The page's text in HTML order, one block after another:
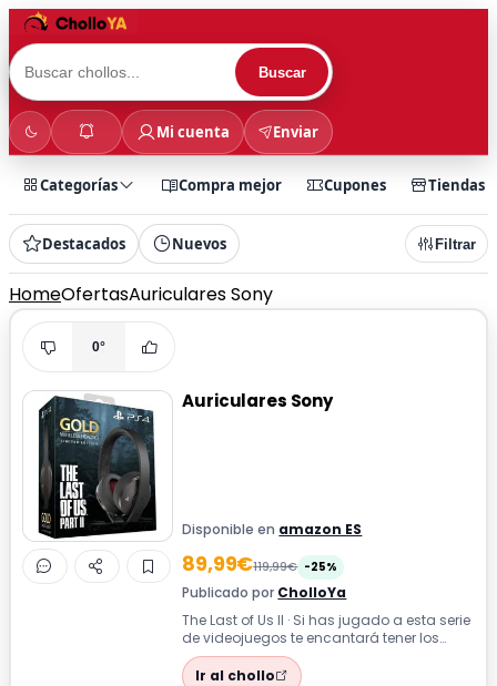
Buscar
Mi cuenta Enviar
Categorías Compra mejor Cupones Tiendas
Destacados Nuevos Filtrar
HomeOfertasAuriculares Sony
0°
Auriculares Sony
Disponible en amazon ES
89,99€119,99€ -25%
Publicado por CholloYa
The Last of Us II · Si has jugado a esta serie
de videojuegos te encantará tener los
auriculares oficiales de esta gr...
Ir al chollo